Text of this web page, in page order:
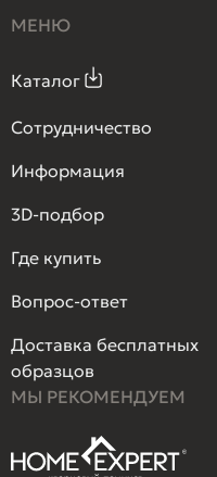
МЕНЮ
Каталог
Сотрудничество
Информация
3D-подбор
Где купить
Вопрос-ответ
Доставка бесплатных
образцов
МЫ РЕКОМЕНДУЕМ